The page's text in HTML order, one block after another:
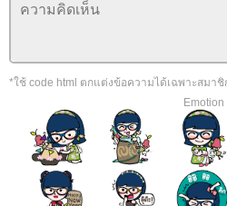
*ใช้ code html ตกแต่งข้อความได้เฉพาะสมาชิ
Emotion